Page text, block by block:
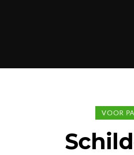
VOOR